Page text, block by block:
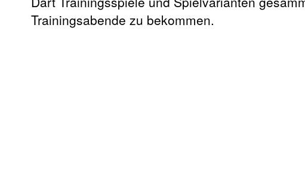
Trainingsabende zu bekommen.